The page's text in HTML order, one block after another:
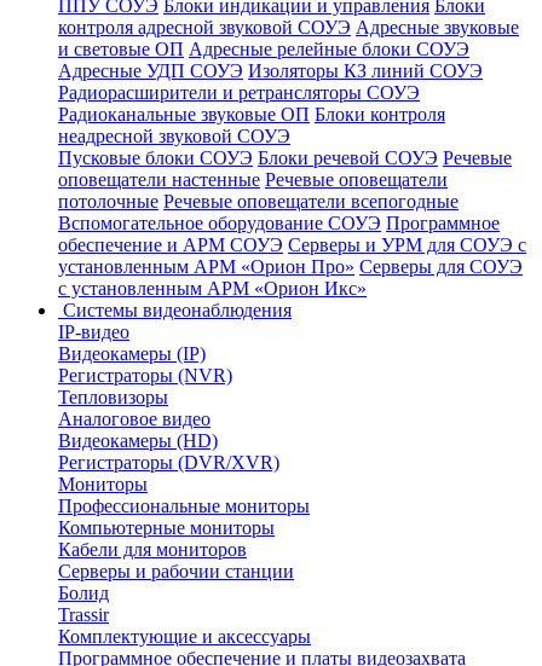
ППУ СОУЭ Блоки индикации и управления Блоки
контроля адресной звуковой СОУЭ Адресные звуковые
и световые ОП Адресные релейные блоки СОУЭ
Адресные УДП СОУЭ Изоляторы КЗ линий СОУЭ
Радиорасширители и ретрансляторы СОУЭ
Радиоканальные звуковые ОП Блоки контроля
неадресной звуковой СОУЭ
Пусковые блоки СОУЭ Блоки речевой СОУЭ Речевые
оповещатели настенные Речевые оповещатели
потолочные Речевые оповещатели всепогодные
Вспомогательное оборудование СОУЭ Программное
обеспечение и АРМ СОУЭ Серверы и УРМ для СОУЭ с
установленным АРМ «Орион Про» Серверы для СОУЭ
с установленным АРМ «Орион Икс»
Системы видеонаблюдения
IP-видео
Видеокамеры (IP)
Регистраторы (NVR)
Тепловизоры
Аналоговое видео
Видеокамеры (HD)
Регистраторы (DVR/XVR)
Мониторы
Профессиональные мониторы
Компьютерные мониторы
Кабели для мониторов
Серверы и рабочии станции
Болид
Trassir
Комплектующие и аксессуары
Программное обеспечение и платы видеозахвата